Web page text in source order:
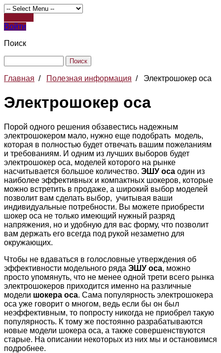
Войти
Поиск
Главная / Полезная информация / Электрошокер оса
Электрошокер оса
Порой одного решения обзавестись надежным
электрошокером мало, нужно еще подобрать модель,
которая в полностью будет отвечать вашим пожеланиям
и требованиям. И одним из лучших выборов будет
электрошокер оса, моделей которого на рынке
насчитывается большое количество. ЭШУ оса один из
наиболее эффективных и компактных шокеров, которые
можно встретить в продаже, а широкий выбор моделей
позволит вам сделать выбор, учитывая ваши
индивидуальные потребности. Вы можете приобрести
шокер оса не только имеющий нужный разряд
напряжения, но и удобную для вас форму, что позволит
вам держать его всегда под рукой незаметно для
окружающих.
Чтобы не вдаваться в голословные утверждения об
эффективности модельного ряда ЭШУ оса, можно
просто упомянуть, что не менее одной трети всего рынка
электрошокеров приходится именно на различные
модели шокера оса. Сама популярность электрошокера
оса уже говорит о многом, ведь если бы он был
неэффективным, то попросту никогда не приобрел такую
популярность. К тому же постоянно разрабатываются
новые модели шокера оса, а также совершенствуются
старые. На описании некоторых из них мы и остановимся
подробнее.